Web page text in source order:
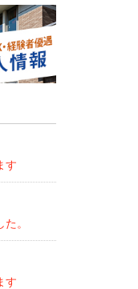
す
。
す